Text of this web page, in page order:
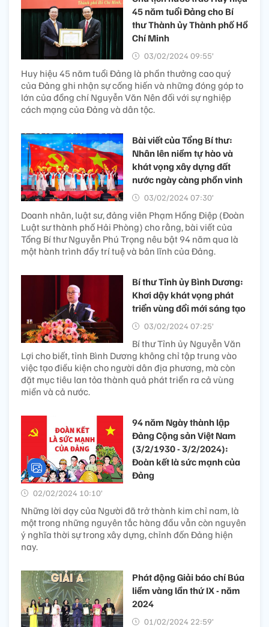
45 năm tuổi Đảng cho Bí
thư Thành ủy Thành phố Hồ
Chí Minh
03/02/2024 09:55’
Huy hiệu 45 năm tuổi Đảng là phần thưởng cao quý
của Đảng ghi nhận sự cống hiến và những đóng góp to
lớn của đồng chí Nguyễn Văn Nên đối với sự nghiệp
cách mạng của Đảng và dân tộc.
Bài viết của Tổng Bí thư:
Nhân lên niềm tự hào và
khát vọng xây dựng đất
nước ngày càng phồn vinh
03/02/2024 07:30’
Doanh nhân, luật sư, đảng viên Phạm Hồng Điệp (Đoàn
Luật sư thành phố Hải Phòng) cho rằng, bài viết của
Tổng Bí thư Nguyễn Phú Trọng nêu bật 94 năm qua là
một hành trình đầy trí tuệ và bản lĩnh của Đảng.
Bí thư Tỉnh ủy Bình Dương:
Khơi dậy khát vọng phát
triển vùng đổi mới sáng tạo
03/02/2024 07:25’
Bí thư Tỉnh ủy Nguyễn Văn
Lợi cho biết, tỉnh Bình Dương không chỉ tập trung vào
việc tạo điều kiện cho người dân địa phương, mà còn
đặt mục tiêu lan tỏa thành quả phát triển ra cả vùng
miền và cả nước.
94 năm Ngày thành lập
Đảng Cộng sản Việt Nam
(3/2/1930 - 3/2/2024):
Đoàn kết là sức mạnh của
Đảng
02/02/2024 10:10’
Những lời dạy của Người đã trở thành kim chỉ nam, là
một trong những nguyên tắc hàng đầu vẫn còn nguyên
ý nghĩa thời sự trong xây dựng, chỉnh đốn Đảng hiện
nay.
Phát động Giải báo chí Búa
liềm vàng lần thứ IX - năm
2024
01/02/2024 22:59’